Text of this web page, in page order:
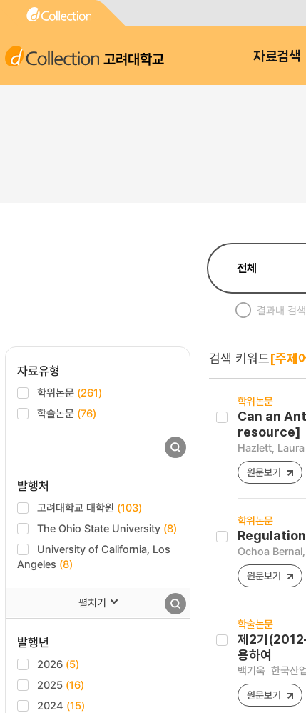
고려대학교 자료검색
결과내 검색
자료유형
학위논문 (261)
학술논문 (76)
발행처
고려대학교 대학원 (103)
The Ohio State University (8)
University of California, Los
Angeles (8)
펼치기
발행년
2026 (5)
2025 (16)
2024 (15)
검색 키워드[주제
학위논문
Can an
resource]
Hazlett,
원문보기
학위논문
Ochoa
원문보기
학술논문
제2기
용하여
백기욱 한국산
원문보기